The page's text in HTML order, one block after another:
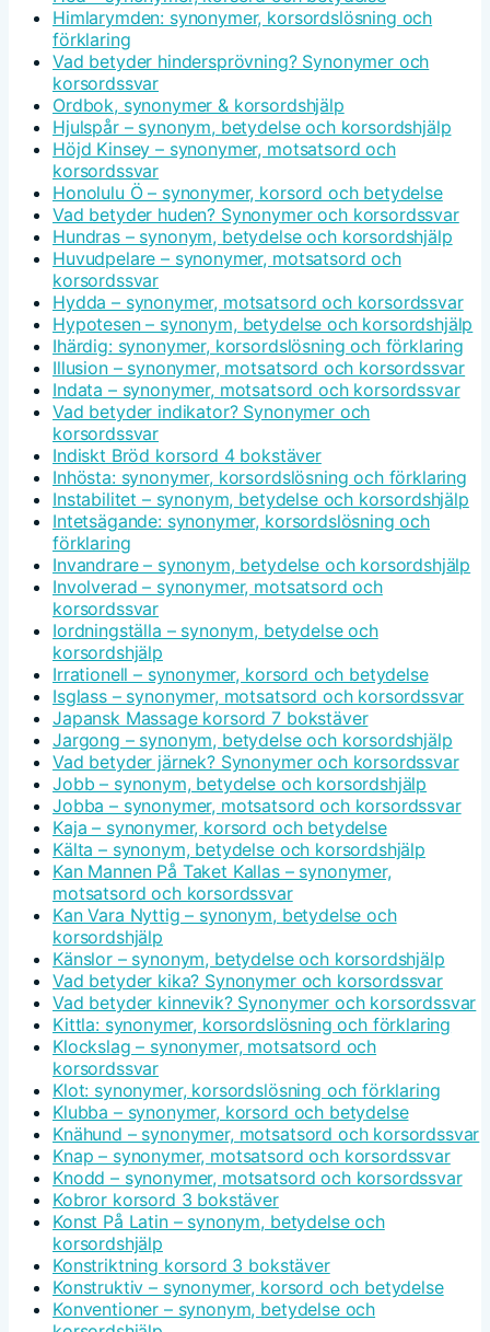
Himlarymden: synonymer, korsordslösning och
förklaring
Vad betyder hindersprövning? Synonymer och
korsordssvar
Ordbok, synonymer & korsordshjälp
Hjulspår – synonym, betydelse och korsordshjälp
Höjd Kinsey – synonymer, motsatsord och
korsordssvar
Honolulu Ö – synonymer, korsord och betydelse
Vad betyder huden? Synonymer och korsordssvar
Hundras – synonym, betydelse och korsordshjälp
Huvudpelare – synonymer, motsatsord och
korsordssvar
Hydda – synonymer, motsatsord och korsordssvar
Hypotesen – synonym, betydelse och korsordshjälp
Ihärdig: synonymer, korsordslösning och förklaring
Illusion – synonymer, motsatsord och korsordssvar
Indata – synonymer, motsatsord och korsordssvar
Vad betyder indikator? Synonymer och
korsordssvar
Indiskt Bröd korsord 4 bokstäver
Inhösta: synonymer, korsordslösning och förklaring
Instabilitet – synonym, betydelse och korsordshjälp
Intetsägande: synonymer, korsordslösning och
förklaring
Invandrare – synonym, betydelse och korsordshjälp
Involverad – synonymer, motsatsord och
korsordssvar
Iordningställa – synonym, betydelse och
korsordshjälp
Irrationell – synonymer, korsord och betydelse
Isglass – synonymer, motsatsord och korsordssvar
Japansk Massage korsord 7 bokstäver
Jargong – synonym, betydelse och korsordshjälp
Vad betyder järnek? Synonymer och korsordssvar
Jobb – synonym, betydelse och korsordshjälp
Jobba – synonymer, motsatsord och korsordssvar
Kaja – synonymer, korsord och betydelse
Kälta – synonym, betydelse och korsordshjälp
Kan Mannen På Taket Kallas – synonymer,
motsatsord och korsordssvar
Kan Vara Nyttig – synonym, betydelse och
korsordshjälp
Känslor – synonym, betydelse och korsordshjälp
Vad betyder kika? Synonymer och korsordssvar
Vad betyder kinnevik? Synonymer och korsordssvar
Kittla: synonymer, korsordslösning och förklaring
Klockslag – synonymer, motsatsord och
korsordssvar
Klot: synonymer, korsordslösning och förklaring
Klubba – synonymer, korsord och betydelse
Knähund – synonymer, motsatsord och korsordssvar
Knap – synonymer, motsatsord och korsordssvar
Knodd – synonymer, motsatsord och korsordssvar
Kobror korsord 3 bokstäver
Konst På Latin – synonym, betydelse och
korsordshjälp
Konstriktning korsord 3 bokstäver
Konstruktiv – synonymer, korsord och betydelse
Konventioner – synonym, betydelse och